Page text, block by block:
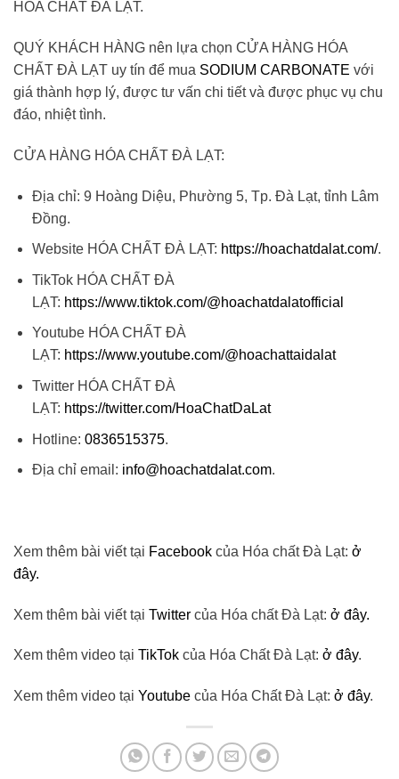
HÓA CHẤT ĐÀ LẠT.
QUÝ KHÁCH HÀNG nên lựa chọn CỬA HÀNG HÓA
CHẤT ĐÀ LẠT uy tín để mua SODIUM CARBONATE với
giá thành hợp lý, được tư vấn chi tiết và được phục vụ chu
đáo, nhiệt tình.
CỬA HÀNG HÓA CHẤT ĐÀ LẠT:
Địa chỉ: 9 Hoàng Diệu, Phường 5, Tp. Đà Lạt, tỉnh Lâm
Đồng.
Website HÓA CHẤT ĐÀ LẠT: https://hoachatdalat.com/.
TikTok HÓA CHẤT ĐÀ
LẠT: https://www.tiktok.com/@hoachatdalatofficial
Youtube HÓA CHẤT ĐÀ
LẠT: https://www.youtube.com/@hoachattaidalat
Twitter HÓA CHẤT ĐÀ
LẠT: https://twitter.com/HoaChatDaLat
Hotline: 0836515375.
Địa chỉ email: info@hoachatdalat.com.
Xem thêm bài viết tại Facebook của Hóa chất Đà Lạt: ở
đây.
Xem thêm bài viết tại Twitter của Hóa chất Đà Lạt: ở đây.
Xem thêm video tại TikTok của Hóa Chất Đà Lạt: ở đây.
Xem thêm video tại Youtube của Hóa Chất Đà Lạt: ở đây.